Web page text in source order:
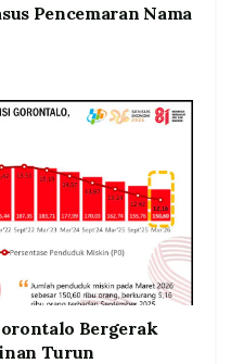
Pencemaran Nama
Bergerak
Turun